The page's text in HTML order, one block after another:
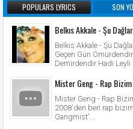
POPULARS LYRICS SON
Belkıs Akkale - Şu
Belkıs Akkale - Şu
Geçen Gün
Demirdendir Hadi Leyli ...
Mister Geng - Rap
Mister Geng - Rap
2008'den beri rap
Gangmist'...